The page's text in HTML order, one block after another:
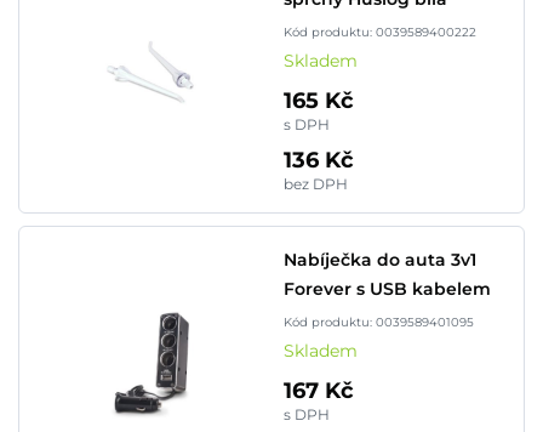
Kód produktu: 0039589400222
Skladem
165 Kč
s DPH
136 Kč
bez DPH
Nabíječka do auta 3v1
Forever s USB kabelem
Kód produktu: 0039589401095
Skladem
167 Kč
s DPH